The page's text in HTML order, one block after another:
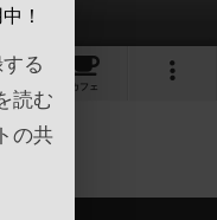
カフェ
戻る
！
る
読む
の共